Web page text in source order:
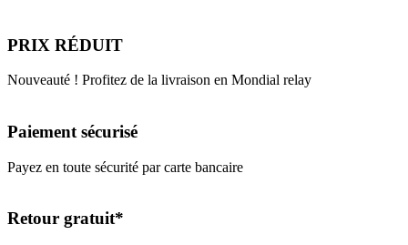
PRIX RÉDUIT
Nouveauté ! Profitez de la livraison en Mondial relay
Paiement sécurisé
Payez en toute sécurité par carte bancaire
Retour gratuit*